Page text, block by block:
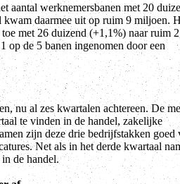
aantal werknemersbanen met 20
kwam daarmee uit op ruim 9 miljoen.
met 26 duizend (+1,1%) naar ruim
op de 5 banen ingenomen door een
nu al zes kwartalen achtereen. De
te vinden in de handel, zakelijke
zijn deze drie bedrijfstakken goed
Net als in het derde kwartaal
de handel.